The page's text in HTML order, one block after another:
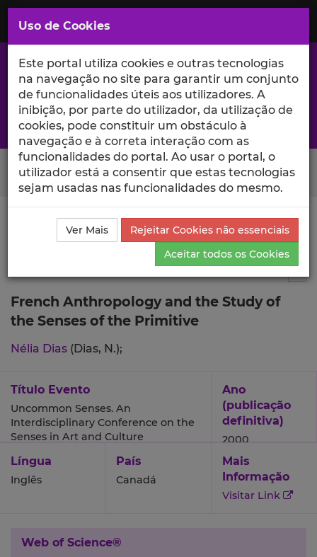
Saltar
para
Conteúdo
Principal
A excelência da investigação e ciência no Iscte
Search Button
Ciência_Iscte Comunicações
Descrição Detalhada
da Comunicação
French Anthropology and the Study of
the Senses of the Primitive
Nélia Dias (Dias, N.);
Título Evento
Uncommon Senses. An
Interdisciplinary Conference on the
Senses in Art and Culture
Ano
(publicação
definitiva)
2000
Língua
Inglês
País
Canadá
Mais
Informação
Visitar Link
Web of Science®
Uso de Cookies
Este portal utiliza cookies e outras tecnologias
na navegação no site para garantir um conjunto
de funcionalidades úteis aos utilizadores. A
inibição, por parte do utilizador, da utilização de
cookies, pode constituir um obstáculo à
navegação e à correta interação com as
funcionalidades do portal. Ao usar o portal, o
utilizador está a consentir que estas tecnologias
sejam usadas nas funcionalidades do mesmo.
Ver Mais
Rejeitar Cookies não essenciais
Aceitar todos os Cookies